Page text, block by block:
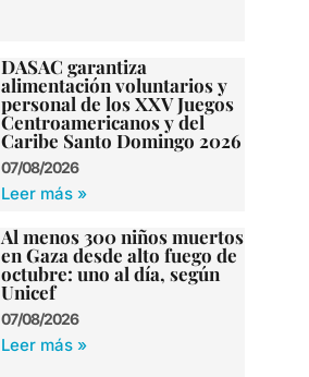
DASAC garantiza
alimentación voluntarios y
personal de los XXV Juegos
Centroamericanos y del
Caribe Santo Domingo 2026
07/08/2026
Leer más »
Al menos 300 niños muertos
en Gaza desde alto fuego de
octubre: uno al día, según
Unicef
07/08/2026
Leer más »